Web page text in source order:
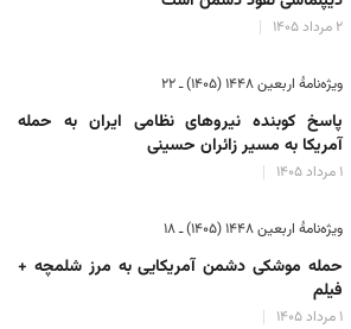
۲ مرداد ۱۴۰۵
ویژه‌نامهٔ اربعین ۱۴۴۸ (۱۴۰۵) ـ ۲۲
پاسخ کوبنده نیروهای نظامی ایران به حمله
آمریکا به مسیر زائران حسینی
۱ مرداد ۱۴۰۵
ویژه‌نامهٔ اربعین ۱۴۴۸ (۱۴۰۵) ـ ۱۸
حمله موشکی دشمن آمریکایی به مرز شلمچه +
فیلم
۱ مرداد ۱۴۰۵